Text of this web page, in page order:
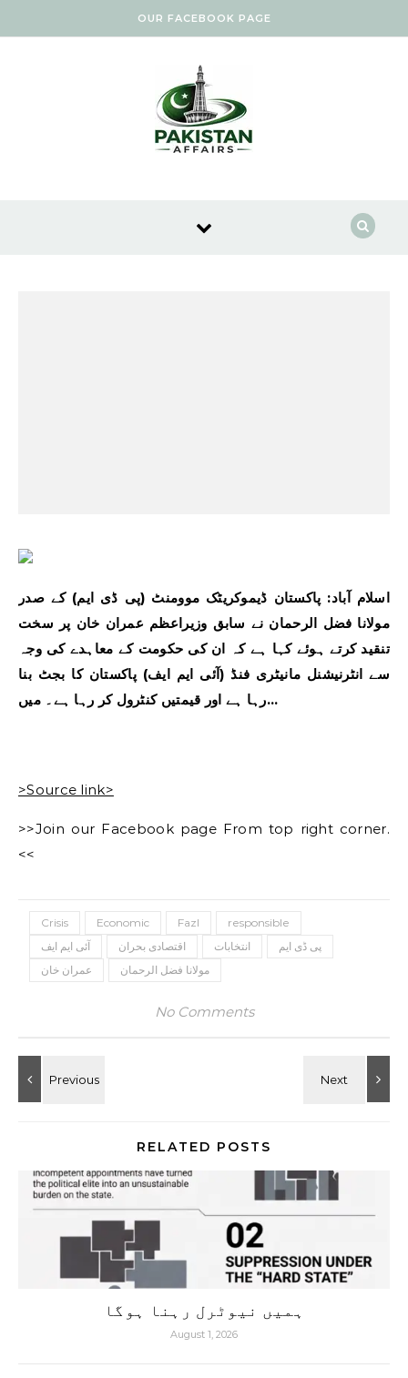
OUR FACEBOOK PAGE
اسلام آباد: پاکستان ڈیموکریٹک موومنٹ (پی ڈی ایم) کے صدر
مولانا فضل الرحمان نے سابق وزیراعظم عمران خان پر سخت
تنقید کرتے ہوئے کہا ہے کہ ان کی حکومت کے معاہدے کی وجہ
سے انٹرنیشنل مانیٹری فنڈ (آئی ایم ایف) پاکستان کا بجٹ بنا
رہا ہے اور قیمتیں کنٹرول کر رہا ہے۔ میں…
>Source link>
>>Join our Facebook page From top right corner.
<<
Crisis Economic Fazl
responsible
آئی ایم ایف
اقتصادی بحران انتخابات
پی ڈی ایم
عمران خان
مولانا فضل الرحمان
No Comments
RELATED POSTS
ہمیں نیوٹرل رہنا ہوگا
August 1, 2026